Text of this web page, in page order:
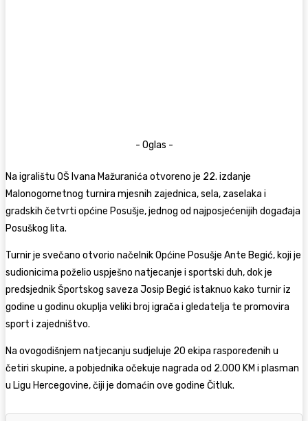
- Oglas -
Na igralištu OŠ Ivana Mažuranića otvoreno je 22. izdanje
Malonogometnog turnira mjesnih zajednica, sela, zaselaka i
gradskih četvrti općine Posušje, jednog od najposjećenijih događaja
Posuškog lita.
Turnir je svečano otvorio načelnik Općine Posušje Ante Begić, koji je
sudionicima poželio uspješno natjecanje i sportski duh, dok je
predsjednik Športskog saveza Josip Begić istaknuo kako turnir iz
godine u godinu okuplja veliki broj igrača i gledatelja te promovira
sport i zajedništvo.
Na ovogodišnjem natjecanju sudjeluje 20 ekipa raspoređenih u
četiri skupine, a pobjednika očekuje nagrada od 2.000 KM i plasman
u Ligu Hercegovine, čiji je domaćin ove godine Čitluk.